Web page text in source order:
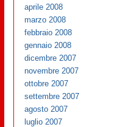
aprile 2008
marzo 2008
febbraio 2008
gennaio 2008
dicembre 2007
novembre 2007
ottobre 2007
settembre 2007
agosto 2007
luglio 2007